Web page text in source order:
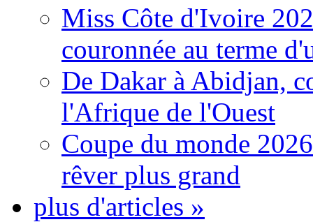
Miss Côte d'Ivoire
couronnée au terme
De Dakar à Abidjan,
l'Afrique de l'Ouest
Coupe du monde
rêver plus grand
plus d'articles »